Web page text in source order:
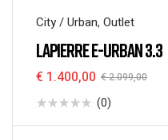
City / Urban, Outlet
LAPIERRE E-URBAN 3.3
€2.099,00
€ 1.400,00
(0)